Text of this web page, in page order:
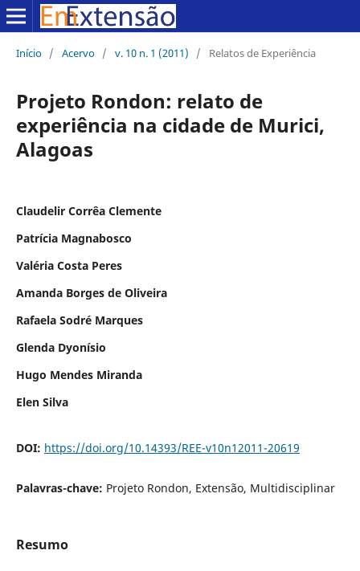
Início / Acervo / v. 10 n. 1 (2011) / Relatos de Experiência
Projeto Rondon: relato de
experiência na cidade de Murici,
Alagoas
Claudelir Corrêa Clemente
Patrícia Magnabosco
Valéria Costa Peres
Amanda Borges de Oliveira
Rafaela Sodré Marques
Glenda Dyonísio
Hugo Mendes Miranda
Elen Silva
DOI: https://doi.org/10.14393/REE-v10n12011-20619
Palavras-chave: Projeto Rondon, Extensão, Multidisciplinar
Resumo